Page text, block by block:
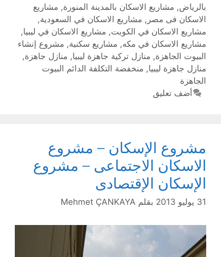
بالرياض , مشاريع الاسكان بالمدينة المنورة, مشاريع
الاسكان فى مصر, مشاريع الاسكان في السعودية,
مشاريع الاسكان في الكويت, مشاريع الاسكان في ليبيا,
مشاريع الاسكان في مكه, مشاريع سكنية, مشروع إنشاء
البيوت الجاهزة, منازل تركية جاهزة ليبيا, منازل جاهزة,
منازل جاهزة ليبيا, منخفضة التكلفة الدائم البيوت
الجاهزة
أضف تعليق
مشروع الإسكان – مشروع
الاسكان الاجتماعى – مشروع
الإسكان الإقتصادى
31 يوليو 2013 بقلم Mehmet ÇANKAYA